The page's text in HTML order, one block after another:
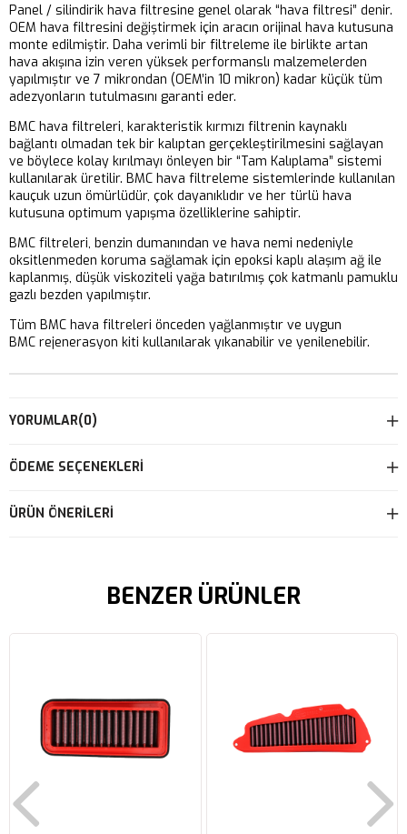
Panel / silindirik hava filtresine genel olarak “hava filtresi” denir.
OEM hava filtresini değiştirmek için aracın orijinal hava kutusuna
monte edilmiştir. Daha verimli bir filtreleme ile birlikte artan
hava akışına izin veren yüksek performanslı malzemelerden
yapılmıştır ve 7 mikrondan (OEM’in 10 mikron) kadar küçük tüm
adezyonların tutulmasını garanti eder.
BMC hava filtreleri, karakteristik kırmızı filtrenin kaynaklı
bağlantı olmadan tek bir kalıptan gerçekleştirilmesini sağlayan
ve böylece kolay kırılmayı önleyen bir “Tam Kalıplama” sistemi
kullanılarak üretilir. BMC hava filtreleme sistemlerinde kullanılan
kauçuk uzun ömürlüdür, çok dayanıklıdır ve her türlü hava
kutusuna optimum yapışma özelliklerine sahiptir.
BMC filtreleri, benzin dumanından ve hava nemi nedeniyle
oksitlenmeden koruma sağlamak için epoksi kaplı alaşım ağ ile
kaplanmış, düşük viskoziteli yağa batırılmış çok katmanlı pamuklu
gazlı bezden yapılmıştır.
Tüm BMC hava filtreleri önceden yağlanmıştır ve uygun
BMC rejenerasyon kiti kullanılarak yıkanabilir ve yenilenebilir.
YORUMLAR(0)
ÖDEME SEÇENEKLERI
ÜRÜN ÖNERILERI
BENZER ÜRÜNLER